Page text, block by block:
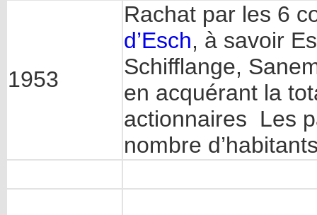
1953
Rachat par les 6
d’Esch, à savoir
Schifflange,
en acquérant la
actionnaires Les
nombre